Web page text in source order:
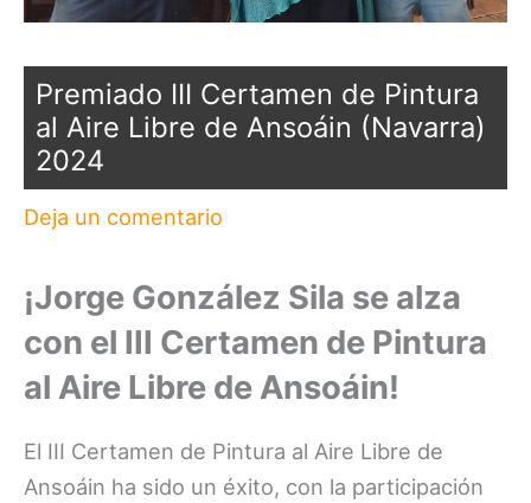
Premiado III Certamen de Pintura
al Aire Libre de Ansoáin (Navarra)
2024
Deja un comentario
¡Jorge González Sila se alza
con el III Certamen de Pintura
al Aire Libre de Ansoáin!
El III Certamen de Pintura al Aire Libre de
Ansoáin ha sido un éxito, con la participación